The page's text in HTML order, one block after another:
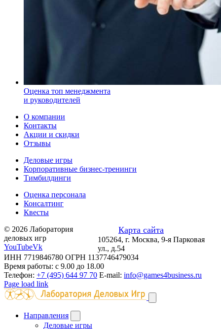
Оценка топ менеджмента
и руководителей
О компании
Контакты
Акции и скидки
Отзывы
Деловые игры
Корпоративные бизнес-тренинги
Тимбилдинги
Оценка персонала
Консалтинг
Квесты
© 2026 Лаборатория
деловых игр
YouTubeVk
Карта сайта
105264, г. Москва, 9-я Парковая
ул., д.54
ИНН 7719846780 ОГРН 1137746479034
Время работы: с 9.00 до 18.00
Телефон: +7 (495) 644 97 70 E-mail: info@games4business.ru
Page load link
Направления
Деловые игры